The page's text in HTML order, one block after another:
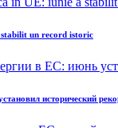
stabilit un record istoric
исторический